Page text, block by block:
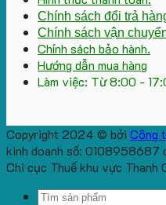
Chính sách đổi trả
Chính sách vận
Chính sách bảo hành.
Hướng dẫn mua hàng
Làm việc: Từ 8:00 -
Copyright 2024 © bởi Công
kinh doanh số:
Chi cục Thuế khu vực Thanh
Search